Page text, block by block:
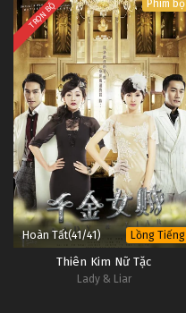
TRỌN BỘ Phim bộ
Hoàn Tất(41/41) Lồng Tiếng
Thiên Kim Nữ Tặc
Lady & Liar